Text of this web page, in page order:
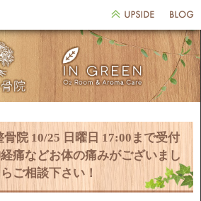
院 10/25 日曜日 17:00まで受付
痛などお体の痛みがございまし
ご相談下さい！